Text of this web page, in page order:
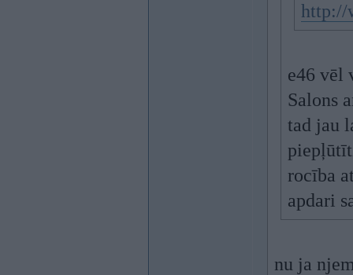
http://
e46 vēl
Salons
tad jau
rocība
apdari
nu ja